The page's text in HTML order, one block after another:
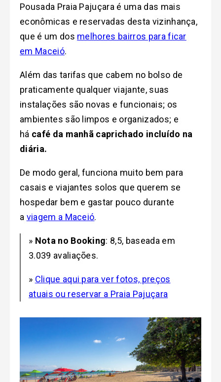
Pousada Praia Pajuçara é uma das mais
econômicas e reservadas desta vizinhança,
que é um dos melhores bairros para ficar
em Maceió.
Além das tarifas que cabem no bolso de
praticamente qualquer viajante, suas
instalações são novas e funcionais; os
ambientes são limpos e organizados; e
há café da manhã caprichado incluído na
diária.
De modo geral, funciona muito bem para
casais e viajantes solos que querem se
hospedar bem e gastar pouco durante
a viagem a Maceió.
» Nota no Booking: 8,5, baseada em
3.039 avaliações.
» Clique aqui para ver fotos, preços
atuais ou reservar a Praia Pajuçara